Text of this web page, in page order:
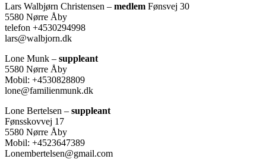
Lars Walbjørn Christensen – medlem Fønsvej 30
5580 Nørre Åby
telefon +4530294998
lars@walbjorn.dk
Lone Munk – suppleant
5580 Nørre Åby
Mobil: +4530828809
lone@familienmunk.dk
Lone Bertelsen – suppleant
Fønsskovvej 17
5580 Nørre Åby
Mobil: +4523647389
Lonembertelsen@gmail.com